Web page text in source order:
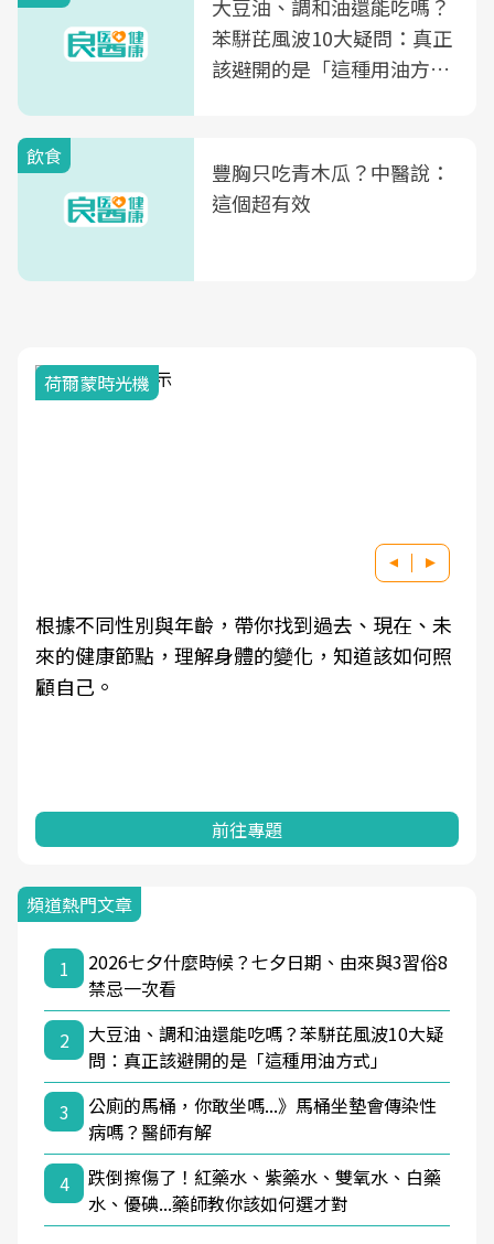
大豆油、調和油還能吃嗎？
苯駢芘風波10大疑問：真正
該避開的是「這種用油方
飲食
豐胸只吃青木瓜？中醫說：
這個超有效
荷爾蒙時光機
根據不同性別與年齡，帶你找到過去、現在、未
來的健康節點，理解身體的變化，知道該如何照
顧自己。
前往專題
頻道熱門文章
1
2026七夕什麼時候？七夕日期、由來與3習俗8
禁忌一次看
2
大豆油、調和油還能吃嗎？苯駢芘風波10大疑
問：真正該避開的是「這種用油方式」
3
公廁的馬桶，你敢坐嗎...》馬桶坐墊會傳染性
病嗎？醫師有解
4
跌倒擦傷了！紅藥水、紫藥水、雙氧水、白藥
水、優碘...藥師教你該如何選才對